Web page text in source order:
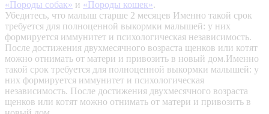
«Породы собак» и «Породы кошек».
Убедитесь, что малыш старше 2 месяцев Именно такой срок
требуется для полноценной выкормки малышей: у них
формируется иммунитет и психологическая независимость.
После достижения двухмесячного возраста щенков или котят
можно отнимать от матери и привозить в новый дом.Именно
такой срок требуется для полноценной выкормки малышей: у
них формируется иммунитет и психологическая
независимость. После достижения двухмесячного возраста
щенков или котят можно отнимать от матери и привозить в